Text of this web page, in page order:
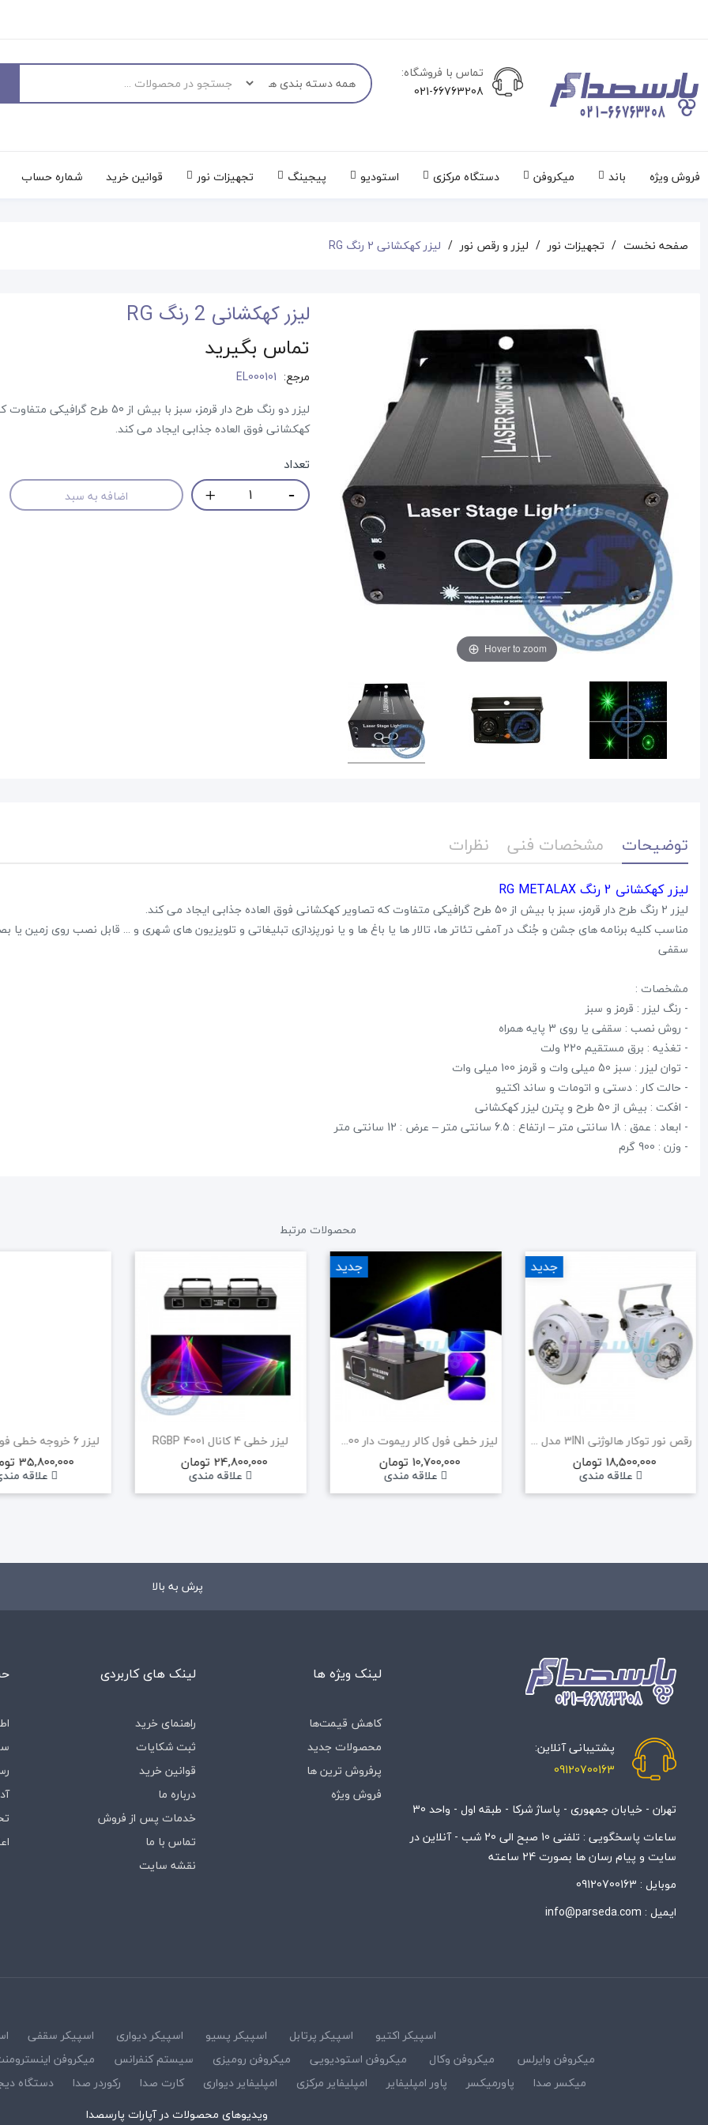
تماس با فروشگاه:
021-66763208
فروش ویژه باند میکروفن دستگاه مرکزی استودیو پیجینگ تجهیزات نور قوانین خرید شماره حساب
صفحه نخست تجهیزات نور لیزر و رقص نور لیزر کهکشانی 2 رنگ RG
Hover to zoom
لیزر کهکشانی 2 رنگ RG
تماس بگیرید
مرجع: EL000101
لیزر دو رنگ طرح دار قرمز، سبز با بیش از 50 طرح
کهکشانی فوق العاده جذابی ایجاد می کند.
تعداد
اضافه به سبد
توضیحات مشخصات فنی نظرات
لیزر کهکشانی 2 رنگ RG METALAX
لیزر 2 رنگ طرح دار قرمز، سبز با بیش از 50 طرح گرافیکی متفاوت که تصاویر کهکشانی فوق العاده جذابی ایجاد می کند.
مناسب کلیه برنامه های جشن و جُنگ در آمفی تئاتر ها، تالار ها یا باغ ها و یا نورپزدازی تبلیغاتی و تلویزیون های شهری و ... قابل نصب روی زمین یا
سقفی
مشخصات :
- رنگ لیزر : قرمز و سبز
- روش نصب : سقفی یا روی 3 پایه همراه
- تغذیه : برق مستقیم 220 ولت
- توان لیزر : سبز 50 میلی وات و قرمز 100 میلی وات
- حالت کار : دستی و اتومات و ساند اکتیو
- افکت : بیش از 50 طرح و پترن لیزر کهکشانی
- ابعاد : عمق : 18 سانتی متر – ارتفاع : 6.5 سانتی متر – عرض : 12 سانتی متر
- وزن : 900 گرم
محصولات مرتبط
رقص نور توکار هالوژنی 3IN1 مدل X6
18,500,000 تومان
علاقه مندی
جدید
لیزر خطی فول کالر ریموت دار RGB500
10,700,000 تومان
علاقه مندی
جدید
لیزر خطی 4 کانال RGBP 4001
24,800,000 تومان
علاقه مندی
لیزر 6 خروجه خطی فولکالر 6eye
35,800,000 تومان
علاقه
45,000,000 تومان
علاقه مندی
پرش به بالا
پشتیبانی آنلاین:
09120700163
تهران - خیابان جمهوری - پاساژ شرکا - طبقه اول - واحد 30
ساعات پاسخگویی : تلفنی 10 صبح الی 20 شب - آنلاین در
سایت و پیام رسان ها بصورت 24 ساعته
موبایل : 09120700163
ایمیل : info@parseda.com
لینک ویژه ها
کاهش قیمت‌ها
محصولات جدید
پرفروش ترین ها
فروش ویژه
لینک های کاربردی
راهنمای خرید
ثبت شکایات
قوانین خرید
درباره‌ ما
خدمات پس از فروش
تماس با ما
نقشه سایت
اسپیکر اکتیو اسپیکر پرتابل اسپیکر پسیو اسپیکر دیواری اسپیکر سقفی
میکروفن وایرلس
میکروفن وکال میکروفن استودیویی میکروفن رومیزی سیستم کنفرانس میکروفن
میکسر صدا
پاورمیکسر پاور امپلیفایر امپلیفایر مرکزی امپلیفایر دیواری کارت صدا رکوردر صدا دستگاه
ویدیوهای محصولات در آپارات پارسصدا